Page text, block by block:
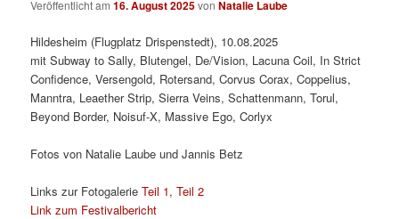
Veröffentlicht am16. August 2025vonNatalie Laube
Hildesheim (Flugplatz Drispenstedt), 10.08.2025
mit Subway to Sally, Blutengel, De/Vision, Lacuna Coil, In Strict
Confidence, Versengold, Rotersand, Corvus Corax, Coppelius,
Manntra, Leaether Strip, Sierra Veins, Schattenmann, Torul,
Beyond Border, Noisuf-X, Massive Ego, Corlyx
Fotos von Natalie Laube und Jannis Betz
Links zur FotogalerieTeil 1,Teil 2
Link zum Festivalbericht